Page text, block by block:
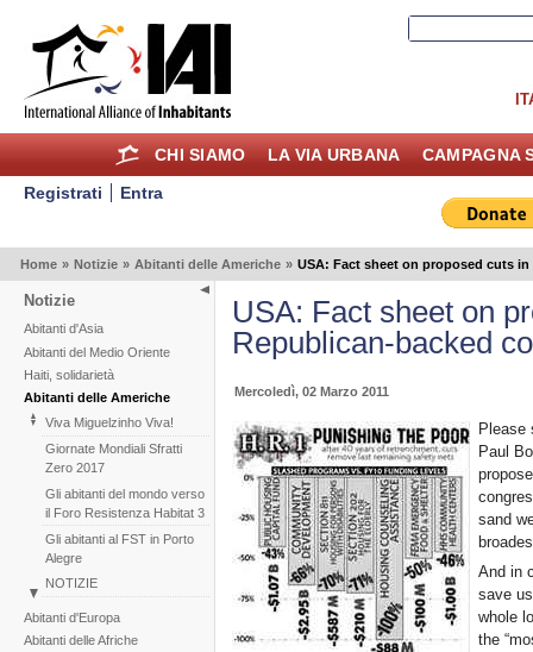
CHI SIAMO LA VIA URBANA CAMPAGNA
Registrati Entra
Home » Notizie » Abitanti delle Americhe » USA: Fact sheet on proposed cuts
Notizie
Abitanti d'Asia
Abitanti del Medio Oriente
Haiti, solidarietà
Abitanti delle Americhe
Viva Miguelzinho Viva!
Giornate Mondiali Sfratti
Zero 2017
Gli abitanti del mondo verso
il Foro Resistenza Habitat 3
Gli abitanti al FST in Porto
Alegre
NOTIZIE
popolari di Huascar
Abitanti d'Europa
Abitanti delle Afriche
USA: Fact sheet on
Republican-backed
Mercoledì, 02 Marzo 2011
Please
Paul
sand
And in
save
whole
the